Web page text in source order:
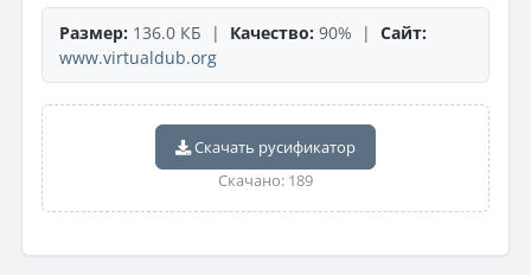
Размер: 136.0 КБ | Качество: 90% | Сайт:
www.virtualdub.org
Скачать русификатор
Скачано: 189